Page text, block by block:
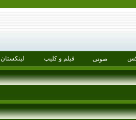
صوتی فیلم و کلیپ لینکستان